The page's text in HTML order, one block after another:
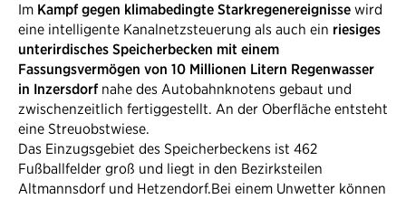
Im Kampf gegen klimabedingte Starkregenereignisse wird
eine intelligente Kanalnetzsteuerung als auch ein riesiges
unterirdisches Speicherbecken mit einem
Fassungsvermögen von 10 Millionen Litern Regenwasser
in Inzersdorfnahe des Autobahnknotens gebaut und
zwischenzeitlich fertiggestellt. An der Oberfläche entsteht
eine Streuobstwiese.
Das Einzugsgebiet des Speicherbeckens ist 462
Fußballfelder groß und liegt in den Bezirksteilen
Altmannsdorf und Hetzendorf.Bei einem Unwetter können